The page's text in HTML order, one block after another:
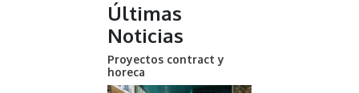
Últimas
Noticias
Proyectos contract y
horeca